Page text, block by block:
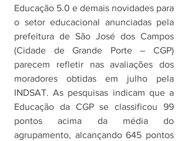
Educação 5.0 e demais novidades para
o setor educacional anunciadas pela
prefeitura de São José dos Campos
(Cidade de Grande Porte – CGP)
parecem refletir nas avaliações dos
moradores obtidas em julho pela
INDSAT. As pesquisas indicam que a
Educação da CGP se classificou 99
pontos acima da média do
agrupamento, alcançando 645 pontos